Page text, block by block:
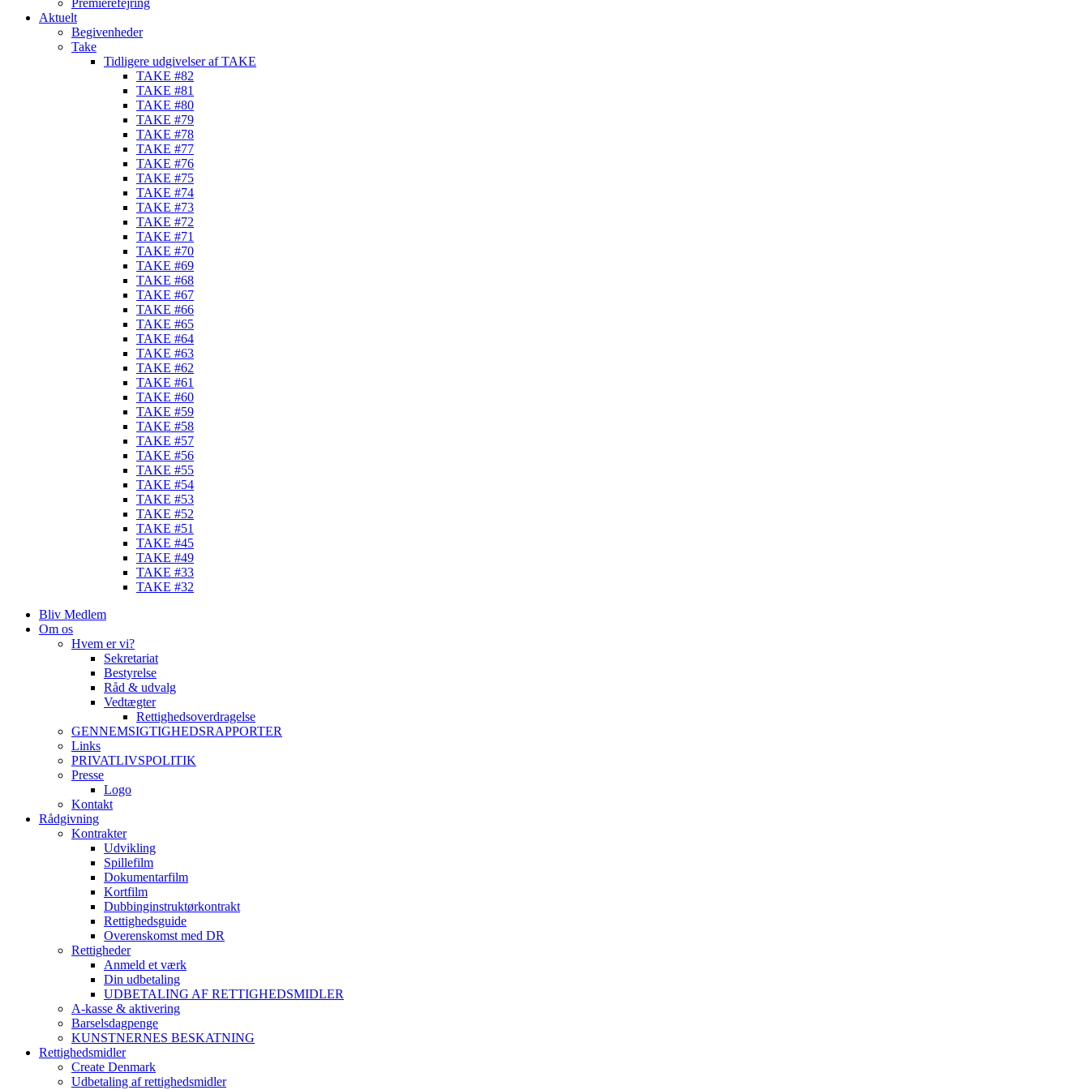
Premierefejring
Aktuelt
Begivenheder
Take
Tidligere udgivelser af TAKE
TAKE #82
TAKE #81
TAKE #80
TAKE #79
TAKE #78
TAKE #77
TAKE #76
TAKE #75
TAKE #74
TAKE #73
TAKE #72
TAKE #71
TAKE #70
TAKE #69
TAKE #68
TAKE #67
TAKE #66
TAKE #65
TAKE #64
TAKE #63
TAKE #62
TAKE #61
TAKE #60
TAKE #59
TAKE #58
TAKE #57
TAKE #56
TAKE #55
TAKE #54
TAKE #53
TAKE #52
TAKE #51
TAKE #45
TAKE #49
TAKE #33
TAKE #32
Bliv Medlem
Om os
Hvem er vi?
Sekretariat
Bestyrelse
Råd & udvalg
Vedtægter
Rettighedsoverdragelse
GENNEMSIGTIGHEDSRAPPORTER
Links
PRIVATLIVSPOLITIK
Presse
Logo
Kontakt
Rådgivning
Kontrakter
Udvikling
Spillefilm
Dokumentarfilm
Kortfilm
Dubbinginstruktørkontrakt
Rettighedsguide
Overenskomst med DR
Rettigheder
Anmeld et værk
Din udbetaling
UDBETALING AF RETTIGHEDSMIDLER
A-kasse & aktivering
Barselsdagpenge
KUNSTNERNES BESKATNING
Rettighedsmidler
Create Denmark
Udbetaling af rettighedsmidler